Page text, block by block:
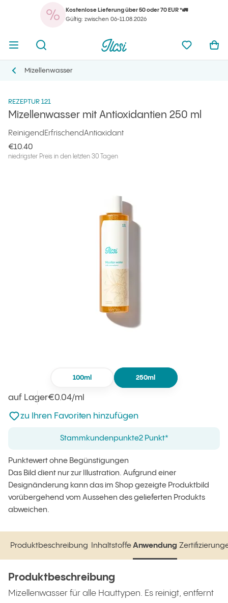
Kostenlose Lieferung über 50 oder 70 EUR *🚛
Gültig: zwischen 06-11.08.2026
Ilcsi Startseite
Menü öffnenSuchmaschine öffnen
Ilcsi Startseite
Menü öffnenSuchmaschine öffnen meine
Ihr
Produkte
Gesichtsreiniger
Mizellenwasser
Mizellenwasser mit Antioxidantien 250 ml
REZEPTUR 121
Mizellenwasser mit Antioxidantien 250 ml
Reinigend ErfrischendAntioxidant
€10.40
niedrigster Preis in den letzten 30 Tagen
100ml 250ml
auf LagerEinheitspreis
€0.04/ml
zu den Favoriten nicht hinzugefügt
zu Ihren Favoriten hinzufügen
Stammkundenpunkte2 Punkt*
Punktewert ohne Begünstigungen
Das Bild dient nur zur Illustration. Aufgrund einer
Designänderung kann das im Shop gezeigte Produktbild
vorübergehend vom Aussehen des gelieferten Produkts
abweichen.
Produktbeschreibung
Produktbeschreibung
Inhaltstoffe
Inhaltstoffe
Anwendung
Anwendung
Produktbeschreibung
Mizellenwasser für alle Hauttypen. Es reinigt, entfernt